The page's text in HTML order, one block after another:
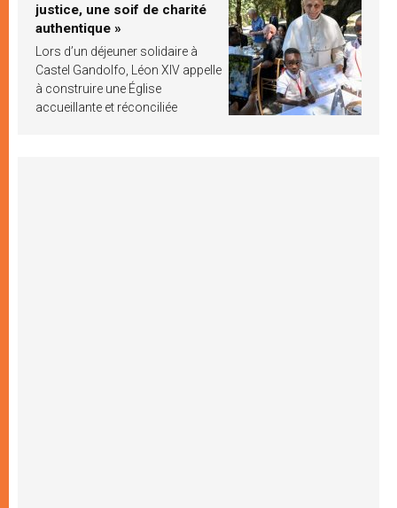
justice, une soif de charité
authentique »
Lors d’un déjeuner solidaire à
Castel Gandolfo, Léon XIV appelle
à construire une Église
accueillante et réconciliée